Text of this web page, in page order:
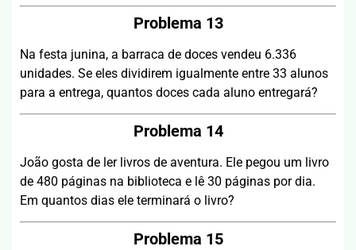
Problema 13
Na festa junina, a barraca de doces vendeu 6.336
unidades. Se eles dividirem igualmente entre 33 alunos
para a entrega, quantos doces cada aluno entregará?
Problema 14
João gosta de ler livros de aventura. Ele pegou um livro
de 480 páginas na biblioteca e lê 30 páginas por dia.
Em quantos dias ele terminará o livro?
Problema 15